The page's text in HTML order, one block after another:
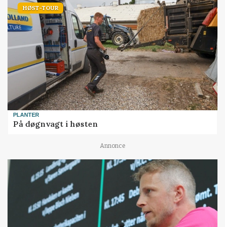
HØST-TOUR
PLANTER
På døgnvagt i høsten
Annonce